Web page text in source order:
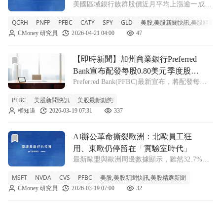
升？
美國區域銀行族群股價近月平均上漲逾一成，
Bank、Cathay General Bancorp等在高利率、戰
爭與衰退
QCRH PNFP PFBC CATY SPY GLD 美股,美股新聞快訊,美股精選
CMoney 研究員 2026-04-21 04:00 47
前往【即時新聞】加州商業銀行Preferred Bank宣布配發每
【即時新聞】加州商業銀行Preferred
Bank宣布配發每股0.80美元季度股
息，遠期殖利率達3.67%
Preferred Bank(PFBC)最新宣布，將配發每股
據顯示，該公司目前的遠期殖利率為3.67%，
為市場投資人帶來穩定的現金流收益。 股息
PFBC 美股新聞快訊 美股最新動態
權知道 2026-03-19 07:31 337
前往AI辦公革命撕裂歐洲：北歐員工狂用、東歐仍停留在「
AI辦公革命撕裂歐洲：北歐員工狂
用、東歐仍停留在「實驗室時代」
最新歐盟與歐洲周邊數據顯示，雖然32.7%民
中實際應用，且各國差距極大：挪威職場AI使
用率高達35.4%，匈牙利僅1.3%。專家直指，
MSFT NVDA CVS PFBC 美股,美股新聞快訊,美股精選新聞
CMoney 研究員 2026-03-19 07:00 32